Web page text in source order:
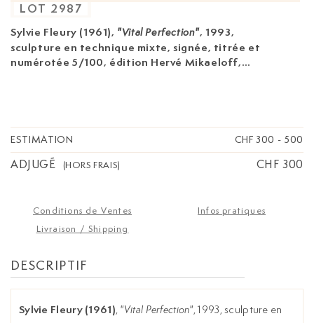
Sylvie Fleury (1961), "Vital Perfection", 1993,
sculpture en technique mixte, signée, titrée et
numérotée 5/100, édition Hervé Mikaeloff,
LOT 2987
ESTIMATION CHF 300 - 500
ADJUGÉ (HORS FRAIS) CHF 300
Conditions de Ventes
Infos pratiques
Livraison / Shipping
DESCRIPTIF
Sylvie Fleury (1961), "Vital Perfection", 1993, sculpture en